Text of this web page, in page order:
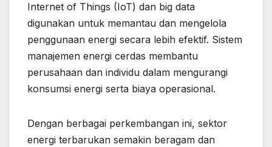
Internet of Things (IoT) dan big data
digunakan untuk memantau dan mengelola
penggunaan energi secara lebih efektif. Sistem
manajemen energi cerdas membantu
perusahaan dan individu dalam mengurangi
konsumsi energi serta biaya operasional.
Dengan berbagai perkembangan ini, sektor
energi terbarukan semakin beragam dan